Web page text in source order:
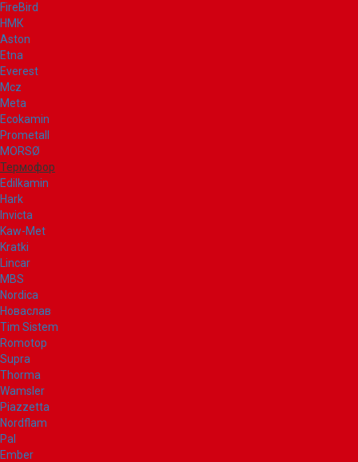
FireBird
НМК
Aston
Etna
Everest
Mcz
Meta
Ecokamin
Prometall
MORSØ
Термофор
Edilkamin
Hark
Invicta
Kaw-Met
Kratki
Lincar
MBS
Nordica
Новаслав
Tim Sistem
Romotop
Supra
Thorma
Wamsler
Piazzetta
Nordflam
Pal
Ember